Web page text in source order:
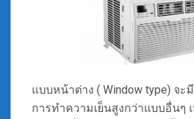
แบบหน้าต่าง ( Window type) จ
การทำความเย็นสูงกว่าแบบอื่นๆ